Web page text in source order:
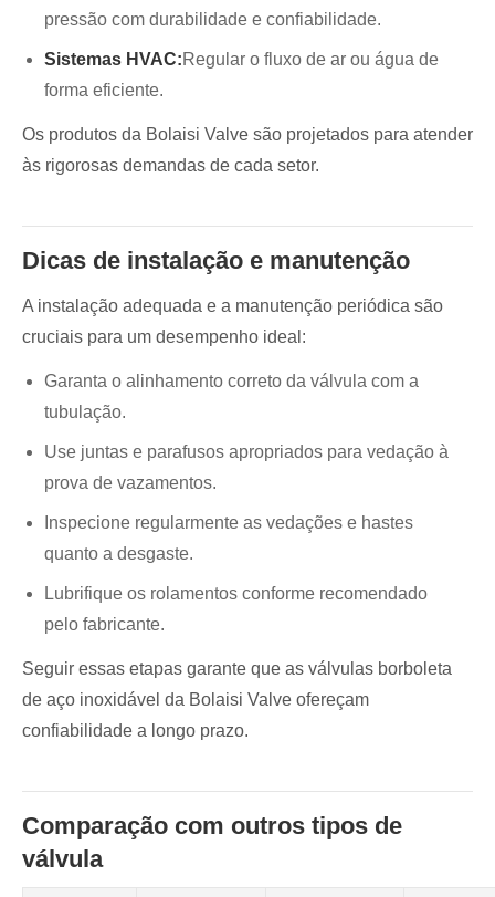
pressão com durabilidade e confiabilidade.
Sistemas HVAC:Regular o fluxo de ar ou água de
forma eficiente.
Os produtos da Bolaisi Valve são projetados para atender
às rigorosas demandas de cada setor.
Dicas de instalação e manutenção
A instalação adequada e a manutenção periódica são
cruciais para um desempenho ideal:
Garanta o alinhamento correto da válvula com a
tubulação.
Use juntas e parafusos apropriados para vedação à
prova de vazamentos.
Inspecione regularmente as vedações e hastes
quanto a desgaste.
Lubrifique os rolamentos conforme recomendado
pelo fabricante.
Seguir essas etapas garante que as válvulas borboleta
de aço inoxidável da Bolaisi Valve ofereçam
confiabilidade a longo prazo.
Comparação com outros tipos de
válvula